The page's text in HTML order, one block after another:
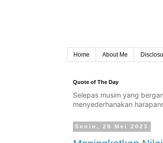
Home About Me
Quote of The Day
Selepas musim yang
menyederhanakan
Senin, 29 Mei 2023